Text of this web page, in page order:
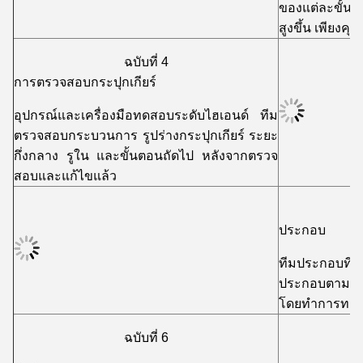
ของแต่ละขั้น
สูงขึ้น เพียงคุ
ฉบับที่ 4
การตรวจสอบกระปุกเกียร์
อุปกรณ์และเครื่องมือทดสอบระดับไฮเอนด์ ทีม
ตรวจสอบกระบวนการ รูปร่างกระปุกเกียร์ ระยะ
กึ่งกลาง รูใน และขั้นตอนถัดไป หลังจากตรวจ
สอบและแก้ไขแล้ว
ประกอบ
ทีมประกอบที่แ
ประกอบตามรู
โดยทำการทด
ฉบับที่ 6